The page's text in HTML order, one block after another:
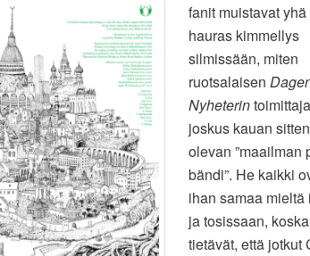
fanit muistavat
hauras kimmellys
silmissään, miten
ruotsalaisen
Nyheterin
joskus kauan
olevan ”maailman
bändi”. He kaikki
ihan samaa mieltä
ja tosissaan,
tietävät, että jotkut